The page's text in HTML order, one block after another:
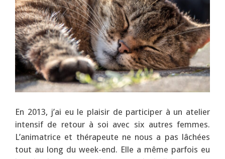
En 2013, j’ai eu le plaisir de participer à un atelier
intensif de retour à soi avec six autres femmes.
L’animatrice et thérapeute ne nous a pas lâchées
tout au long du week-end. Elle a même parfois eu